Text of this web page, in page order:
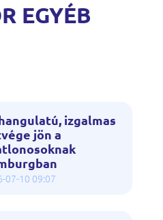
EGYÉB
izgalmas
jön a
07-10 09:07